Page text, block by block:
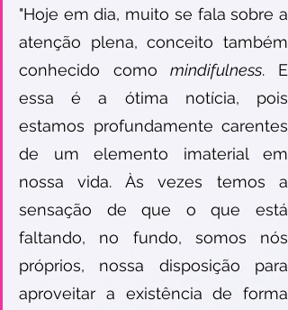
"Hoje em dia, muito se fala sobre a
atenção plena, conceito também
conhecido como mindifulness. E
essa é a ótima notícia, pois
estamos profundamente carentes
de um elemento imaterial em
nossa vida. Às vezes temos a
sensação de que o que está
faltando, no fundo, somos nós
próprios, nossa disposição para
aproveitar a existência de forma